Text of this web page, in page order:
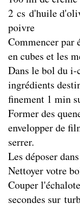
2 cs d'huile
poivre
Commencer par
en cubes et les
Dans le bol du
ingrédients
finement 1 min
Former des
envelopper de
serrer.
Les déposer
Nettoyer votre
Couper
secondes sur